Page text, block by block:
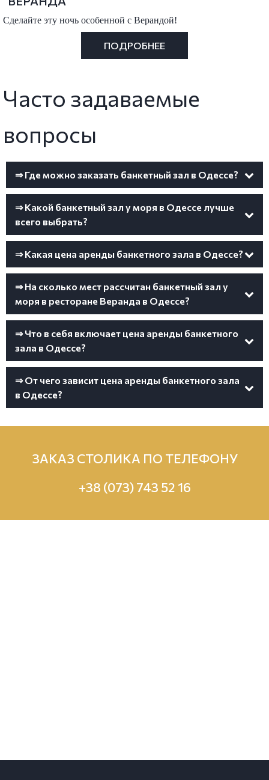
Сделайте эту ночь особенной с Верандой!
ПОДРОБНЕЕ
Часто задаваемые
вопросы
⇒ Где можно заказать банкетный зал в Одессе?
⇒ Какой банкетный зал у моря в Одессе лучше
всего выбрать?
⇒ Какая цена аренды банкетного зала в Одессе?
⇒ На сколько мест рассчитан банкетный зал у
моря в ресторане Веранда в Одессе?
⇒ Что в себя включает цена аренды банкетного
зала в Одессе?
⇒ От чего зависит цена аренды банкетного зала
в Одессе?
ЗАКАЗ СТОЛИКА ПО ТЕЛЕФОНУ
+38 (073) 743 52 16